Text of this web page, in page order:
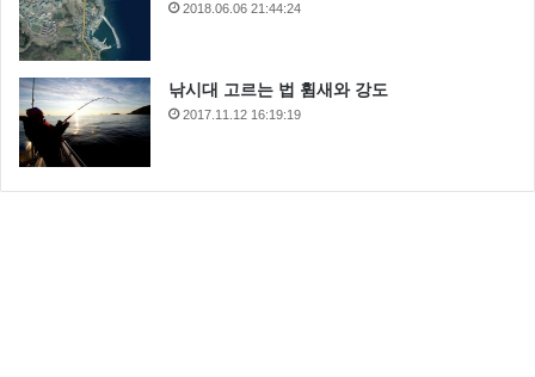
2018.06.06 21:44:24
낚시대 고르는 법 휨새와 강도
2017.11.12 16:19:19